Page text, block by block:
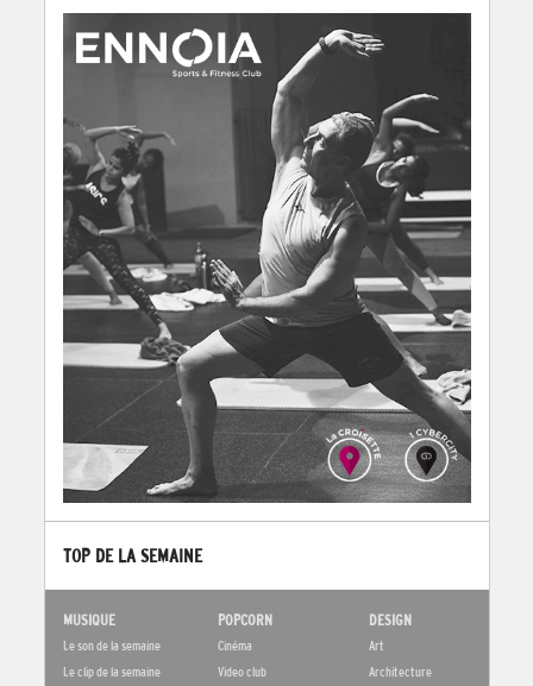
TOP DE LA SEMAINE
MUSIQUE
Le son de la semaine
Le clip de la semaine
POPCORN
Cinéma
Video club
DESIGN
Art
Architecture